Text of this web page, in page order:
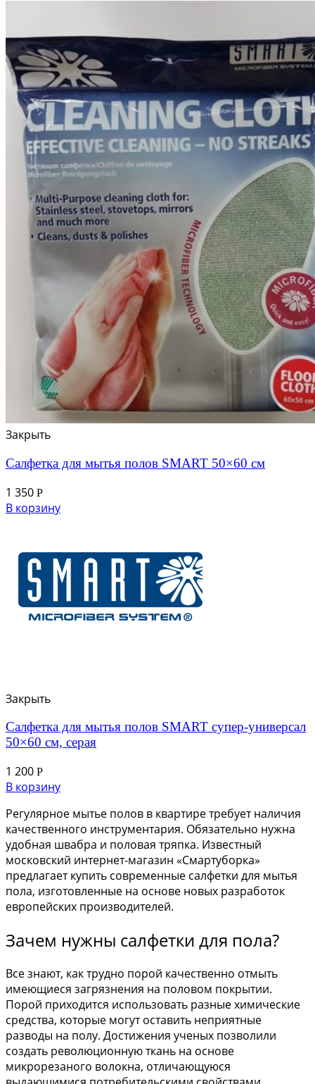
Закрыть
Салфетка для мытья полов SMART 50×60 см
1 350 Р
В корзину
Закрыть
Салфетка для мытья полов SMART супер-универсал
50×60 см, серая
1 200 Р
В корзину
Регулярное мытье полов в квартире требует наличия
качественного инструментария. Обязательно нужна
удобная швабра и половая тряпка. Известный
московский интернет-магазин «Смартуборка»
предлагает купить современные салфетки для мытья
пола, изготовленные на основе новых разработок
европейских производителей.
Зачем нужны салфетки для пола?
Все знают, как трудно порой качественно отмыть
имеющиеся загрязнения на половом покрытии.
Порой приходится использовать разные химические
средства, которые могут оставить неприятные
разводы на полу. Достижения ученых позволили
создать революционную ткань на основе
микрорезаного волокна, отличающуюся